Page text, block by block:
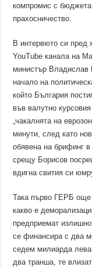
компромис с
прахосничество.
В интервюто си пред
YouTube канала на
министър Владислав
начало на
който България
във валутно
„чакалнята на
минути, след като
обявена на брифинг
срещу Борисов
вдигна свития си
Така първо ГЕРБ още
какво е
предприемат
се финансира с два
седем милиарда
два транша, те